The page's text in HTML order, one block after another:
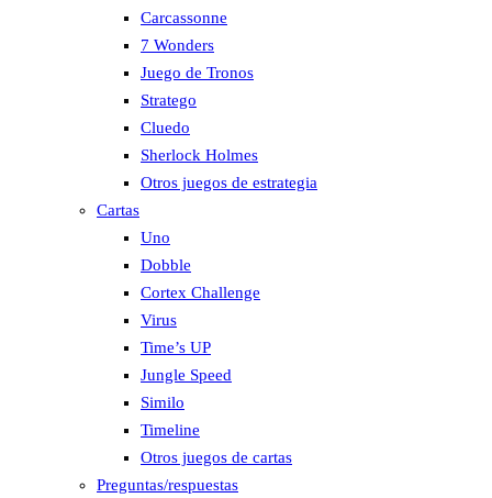
Carcassonne
7 Wonders
Juego de Tronos
Stratego
Cluedo
Sherlock Holmes
Otros juegos de estrategia
Cartas
Uno
Dobble
Cortex Challenge
Virus
Time’s UP
Jungle Speed
Similo
Timeline
Otros juegos de cartas
Preguntas/respuestas